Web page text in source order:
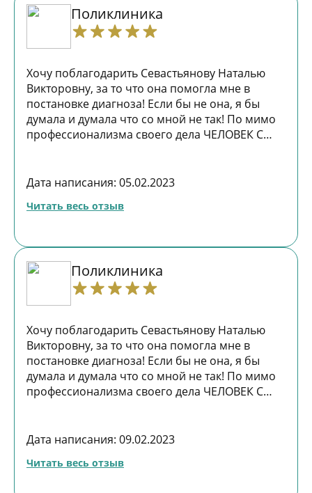
Поликлиника
Хочу поблагодарить Севастьянову Наталью
Викторовну, за то что она помогла мне в
постановке диагноза! Если бы не она, я бы
думала и думала что со мной не так! По мимо
профессионализма своего дела ЧЕЛОВЕК С
Дата написания: 05.02.2023
Читать весь отзыв
Поликлиника
Хочу поблагодарить Севастьянову Наталью
Викторовну, за то что она помогла мне в
постановке диагноза! Если бы не она, я бы
думала и думала что со мной не так! По мимо
профессионализма своего дела ЧЕЛОВЕК С
Дата написания: 09.02.2023
Читать весь отзыв